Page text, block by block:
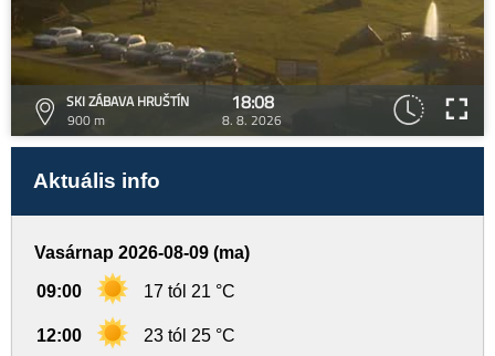
SKI ZÁBAVA HRUŠTÍN
900 m
18:08
8. 8. 2026
Aktuális info
Vasárnap 2026-08-09 (ma)
09:00 17 tól 21 °C
12:00 23 tól 25 °C